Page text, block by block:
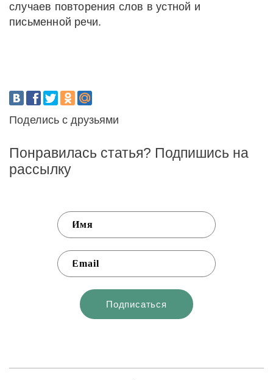
случаев повторения слов в устной и
письменной речи.
Поделись с друзьями
Понравилась статья? Подпишись на
рассылку